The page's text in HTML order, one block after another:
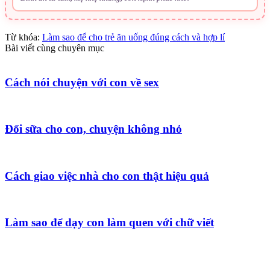
Từ khóa: Làm sao để cho trẻ ăn uống đúng cách và hợp lí
Bài viết cùng chuyên mục
Cách nói chuyện với con về sex
Đổi sữa cho con, chuyện không nhỏ
Cách giao việc nhà cho con thật hiệu quả
Làm sao để dạy con làm quen với chữ viết